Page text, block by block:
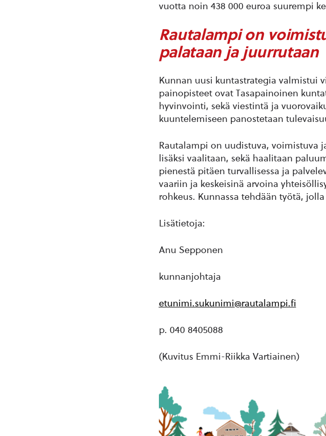
vuotta noin 438 000 euroa suurempi
Rautalampi on
palataan ja juurrutaan
Kunnan uusi kuntastrategia valmistui
painopisteet ovat Tasapainoinen
hyvinvointi, sekä viestintä ja
kuuntelemiseen panostetaan
Rautalampi on uudistuva, voimistuva
lisäksi vaalitaan, sekä haalitaan
pienestä pitäen turvallisessa ja
vaariin ja keskeisinä arvoina
rohkeus. Kunnassa tehdään työtä,
Lisätietoja:
Anu Sepponen
kunnanjohtaja
etunimi.sukunimi@rautalampi.fi
p. 040 8405088
(Kuvitus Emmi-Riikka Vartiainen)